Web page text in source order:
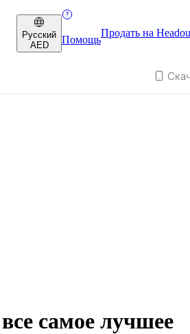
Русский
AED
Помощь
Продать на
самое лучшее